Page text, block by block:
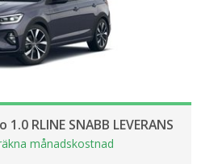
RLINE SNABB LEVERANS
månadskostnad